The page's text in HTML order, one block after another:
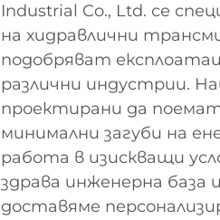
Industrial Co., Ltd. се
на хидравлични
подобряват
различни индустрии.
проектирани да
минимални загуби на
работа в изискващи
здрава инженерна
доставяме